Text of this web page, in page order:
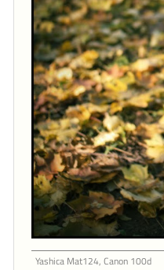
Yashica Mat124, Canon 100d